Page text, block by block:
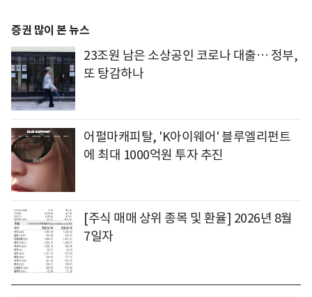
증권 많이 본 뉴스
23조원 남은 소상공인 코로나 대출… 정부,
또 탕감하나
어펄마캐피탈, 'K아이웨어' 블루엘리펀트
에 최대 1000억원 투자 추진
[주식 매매 상위 종목 및 환율] 2026년 8월
7일자